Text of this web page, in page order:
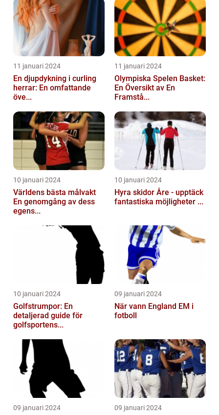
11 januari 2024
En djupdykning i curling
herrar: En omfattande
öve...
11 januari 2024
Olympiska Spelen Basket:
En Översikt av En
Framstå...
10 januari 2024
Världens bästa målvakt
En genomgång av dess
egens...
10 januari 2024
Hyra skidor Åre - upptäck
fantastiska möjligheter ...
10 januari 2024
Golfstrumpor: En
detaljerad guide för
golfsportens...
09 januari 2024
När vann England EM i
fotboll
09 januari 2024 09 januari 2024